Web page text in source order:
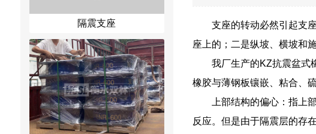
隔震支座
支座的转动必然引起支
座上的；二是纵坡、横坡和
我厂生产的KZ抗震盆式
橡胶与薄钢板镶嵌、粘合、
上部结构的偏心：指上
反应。但是由于隔震层的存